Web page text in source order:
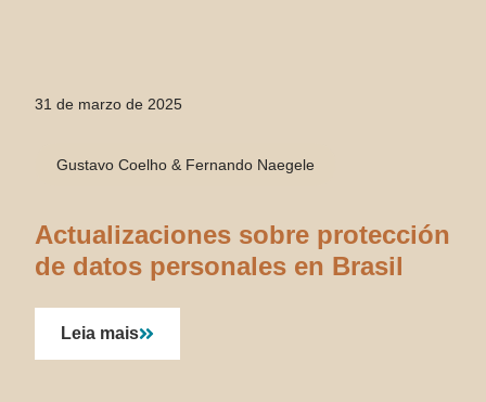
31 de marzo de 2025
Gustavo Coelho & Fernando Naegele
Actualizaciones sobre protección
de datos personales en Brasil
Leia mais